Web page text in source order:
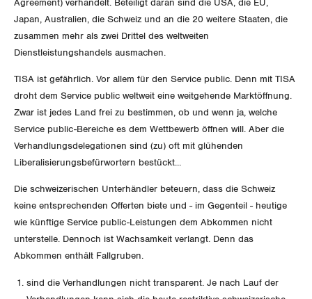
SOZIALPOLITIK
AHV
Berufliche Vorsorge
Ergänzungsleistungen
Invalidenversicherung
Unfallversicherung
Gesundheit
CORONA-VIRUS
SERVICE PUBLIC
Verkehr
Post
Energie und Umwelt
Kommunikation und Medien
Gleichstellung von Frauen und Männern
Gleichstellung von LGBTI
MIGRATION
GEWERKSCHAFTSPOLITIK
International
Agreement) verhandelt. Beteiligt daran sind die USA, die EU,
Japan, Australien, die Schweiz und an die 20 weitere Staaten, die
zusammen mehr als zwei Drittel des weltweiten
Dienstleistungshandels ausmachen.
TISA ist gefährlich. Vor allem für den Service public. Denn mit TISA
droht dem Service public weltweit eine weitgehende Marktöffnung.
Zwar ist jedes Land frei zu bestimmen, ob und wenn ja, welche
Service public-Bereiche es dem Wettbewerb öffnen will. Aber die
Verhandlungsdelegationen sind (zu) oft mit glühenden
Liberalisierungsbefürwortern bestückt...
Die schweizerischen Unterhändler beteuern, dass die Schweiz
keine entsprechenden Offerten biete und - im Gegenteil - heutige
wie künftige Service public-Leistungen dem Abkommen nicht
unterstelle. Dennoch ist Wachsamkeit verlangt. Denn das
Abkommen enthält Fallgruben.
sind die Verhandlungen nicht transparent. Je nach Lauf der